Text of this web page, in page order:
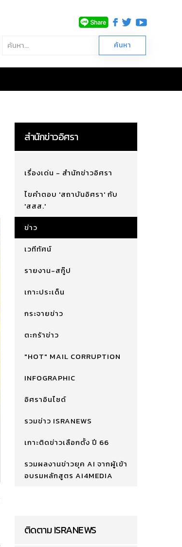
สำนักข่าวอิศรา
เรื่องเด่น - สำนักข่าวอิศรา
ไขคำตอบ 'สถาบันอิศรา' กับ
'สสส.'
ข่าว
เวทีทัศน์
รายงาน-สกู๊ป
เกาะประเด็น
กระจายข่าว
ตะกร้าข่าว
"HOT" MAIL CORRUPTION
INFOGRAPHIC
อิศราอินไซด์
รวมข่าว ISRANEWS
เกาะติดข่าวเลือกตั้ง ปี 66
รวมผลงานข่าวยุค AI จากผู้เข้า
อบรมหลักสูตร AI4MEDIA
ติดตาม ISRANEWS